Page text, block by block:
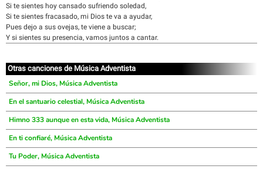
Si te sientes hoy cansado sufriendo soledad,
Si te sientes fracasado, mi Dios te va a ayudar,
Pues dejo a sus ovejas, te viene a buscar;
Y si sientes su presencia, vamos juntos a cantar.
Otras canciones de Música Adventista
Señor, mi Dios, Música Adventista
En el santuario celestial, Música Adventista
Himno 333 aunque en esta vida, Música Adventista
En ti confiaré, Música Adventista
Tu Poder, Música Adventista